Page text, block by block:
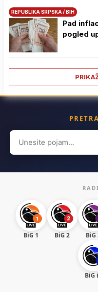
REPUBLIKA SRPSKA / BIH
Pad
pogled
Search
for:
BiG 1 BiG 2 BiG
BiG